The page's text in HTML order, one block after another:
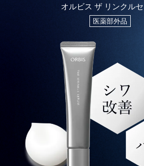
オルビス ザ リンクル
医薬部外品